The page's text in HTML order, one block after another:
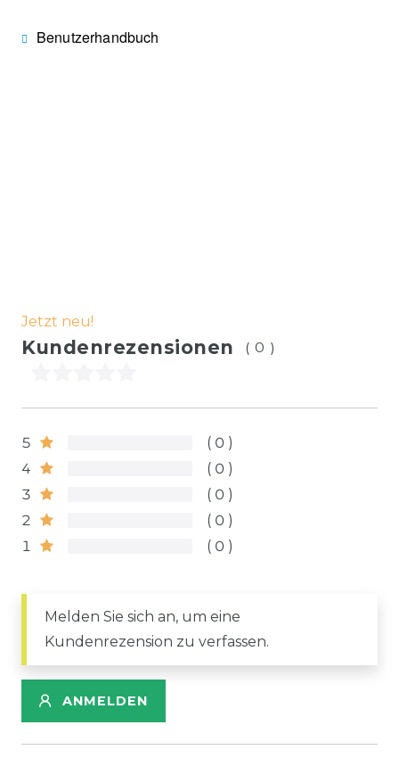
Benutzerhandbuch
Jetzt neu!
Kundenrezensionen (0)
5
0
4
0
3
0
2
0
1
0
Melden Sie sich an, um eine
Kundenrezension zu verfassen.
ANMELDEN